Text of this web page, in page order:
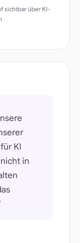
sichtbar über KI-
KI
in